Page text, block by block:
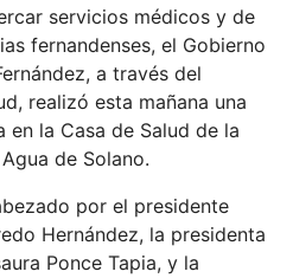
servicios médicos y de
fernandenses, el Gobierno
a través del
realizó esta mañana una
en la Casa de Salud de la
de Solano.
por el presidente
Hernández, la presidenta
Ponce Tapia, y la